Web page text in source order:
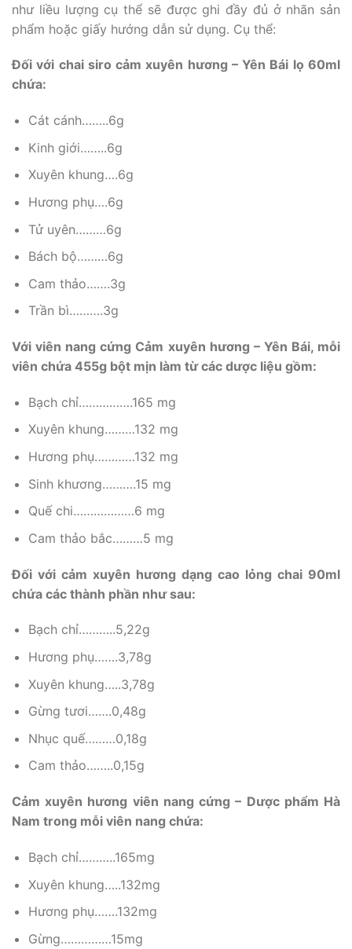
như liều lượng cụ thể sẽ được ghi đầy đủ ở nhãn sản
phẩm hoặc giấy hướng dẫn sử dụng. Cụ thể:
Đối với chai siro cảm xuyên hương – Yên Bái lọ 60ml
chứa:
Cát cánh……..6g
Kinh giới……..6g
Xuyên khung….6g
Hương phụ….6g
Tử uyên………6g
Bách bộ………6g
Cam thảo…….3g
Trần bì……….3g
Với viên nang cứng Cảm xuyên hương – Yên Bái, mỗi
viên chứa 455g bột mịn làm từ các dược liệu gồm:
Bạch chỉ…………….165 mg
Xuyên khung………132 mg
Hương phụ…………132 mg
Sinh khương……….15 mg
Quế chi………………6 mg
Cam thảo bắc………5 mg
Đối với cảm xuyên hương dạng cao lỏng chai 90ml
chứa các thành phần như sau:
Bạch chỉ………..5,22g
Hương phụ…….3,78g
Xuyên khung…..3,78g
Gừng tươi…….0,48g
Nhục quế………0,18g
Cam thảo……..0,15g
Cảm xuyên hương viên nang cứng – Dược phẩm Hà
Nam trong mỗi viên nang chứa:
Bạch chỉ………..165mg
Xuyên khung…..132mg
Hương phụ…….132mg
Gừng……………15mg